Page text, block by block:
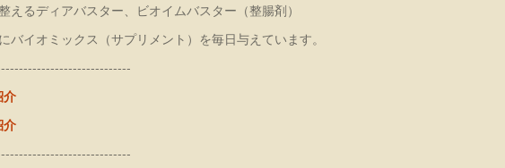
えるディアバスター、ビオイムバスター（整腸剤）
バイオミックス（サプリメント）を毎日与えています。
介
介